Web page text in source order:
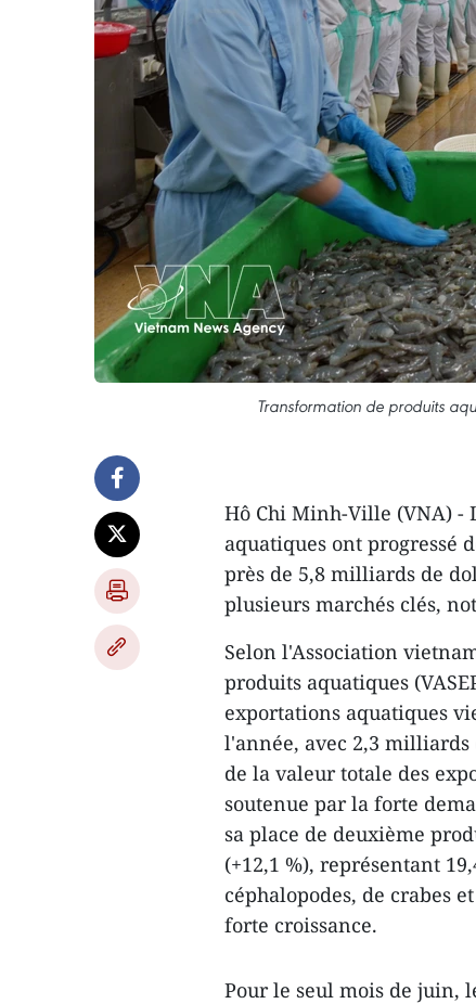
Transformation de produits
Hô Chi Minh-Ville (VNA) -
aquatiques ont progressé
près de 5,8 milliards de
plusieurs marchés clés,
Selon l'Association
produits aquatiques
exportations aquatiques
l'année, avec 2,3 milliards
de la valeur totale des
soutenue par la forte
sa place de deuxième
(+12,1 %), représentant
céphalopodes, de crabes
forte croissance.
Pour le seul mois de juin,